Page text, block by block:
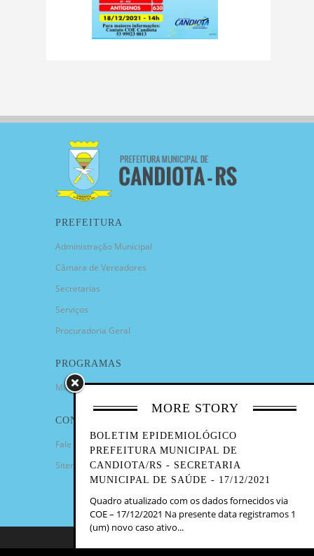
MORE STORY
BOLETIM EPIDEMIOLÓGICO
PREFEITURA MUNICIPAL DE
CANDIOTA/RS - SECRETARIA
MUNICIPAL DE SAÚDE - 17/12/2021
Quadro atualizado com os dados fornecidos via
COE – 17/12/2021 Na presente data registramos 1
(um) novo caso ativo...
PREFEITURA
Administração Municipal
Câmara de Vereadores
Secretarias
Serviços
Procuradoria Geral
PROGRAMAS
Minha Casa Minha Vida
CONTATO
Fale Conosco
Sitemap
COPYRIGHT 2023 - PREFEITURA